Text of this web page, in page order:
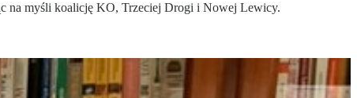
na myśli koalicję KO, Trzeciej Drogi i Nowej Lewicy.